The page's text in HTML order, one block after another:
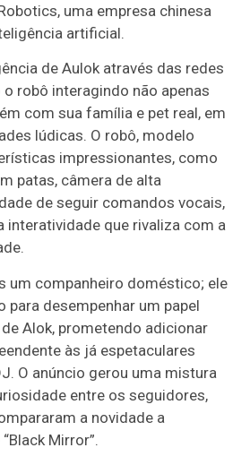
uma empresa chinesa
artificial.
de Aulok através das redes
robô interagindo não apenas
com sua família e pet real, em
lúdicas. O robô, modelo
impressionantes, como
patas, câmera de alta
de seguir comandos vocais,
interatividade que rivaliza com a
um companheiro doméstico; ele
para desempenhar um papel
Alok, prometendo adicionar
às já espetaculares
O anúncio gerou uma mistura
entre os seguidores,
a novidade a
Mirror”.